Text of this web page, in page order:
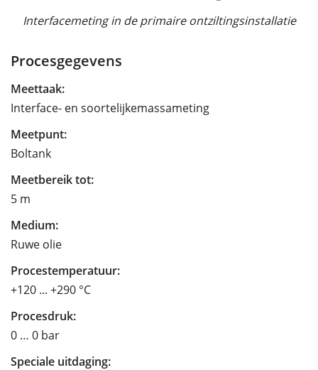
Interfacemeting in de primaire ontziltingsinstallatie
Procesgegevens
Meettaak:
Interface- en soortelijkemassameting
Meetpunt:
Boltank
Meetbereik tot:
5 m
Medium:
Ruwe olie
Procestemperatuur:
+120 ... +290 °C
Procesdruk:
0 … 0 bar
Speciale uitdaging: